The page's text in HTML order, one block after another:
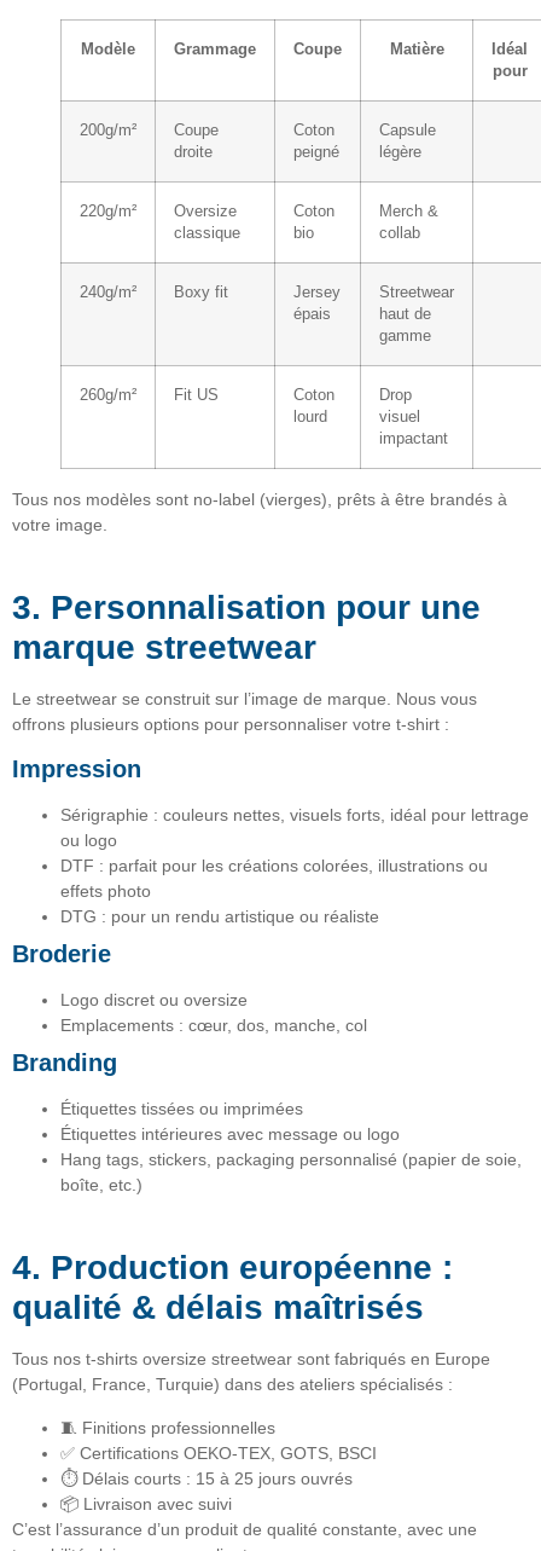
Modèle Grammage Coupe Matière
Idéal
pour
200g/m²
Coupe
droite
Coton
peigné
Capsule
légère
220g/m²
Oversize
classique
Coton
bio
Merch &
collab
240g/m² Boxy fit
Jersey
épais
Streetwear
haut de
gamme
260g/m² Fit US
Coton
lourd
Drop
visuel
impactant
Tous nos modèles sont no-label (vierges), prêts à être brandés à
votre image
3. Personnalisation pour une
marque streetwear
Le streetwear se construit sur l’image de marque . Nous vous
offrons plusieurs options pour personnaliser votre t-shirt :
Impression
Sérigraphie : couleurs nettes, visuels forts, idéal pour lettrage
ou logo
DTF : parfait pour les créations colorées, illustrations ou
effets photo
DTG : pour un rendu artistique ou réaliste
Broderie
Logo discret ou oversize
Emplacements : cœur, dos, manche, col
Branding
Étiquettes tissées ou imprimées
Étiquettes intérieures avec message ou logo
Hang tags, stickers, packaging personnalisé (papier de soie,
boîte, etc.)
4. Production européenne :
qualité & délais maîtrisés
Tous nos t-shirts oversize streetwear sont fabriqués en Europe
(Portugal, France, Turquie) dans des ateliers spécialisés :
🧵 Finitions professionnelles
✅ Certifications OEKO-TEX, GOTS, BSCI
⏱ Délais courts : 15 à 25 jours ouvrés
📦 Livraison avec suivi
C’est l’assurance d’un produit de qualité constante , avec une